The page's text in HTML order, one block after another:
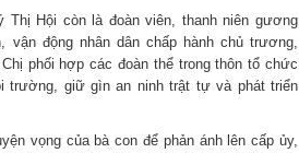
Hội còn là đoàn viên, thanh niên gương
vận động nhân dân chấp hành chủ trương,
phối hợp các đoàn thể trong thôn tổ chức
trường, giữ gìn an ninh trật tự và phát triển
vọng của bà con để phản ánh lên cấp ủy,